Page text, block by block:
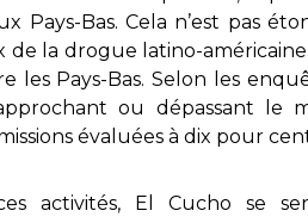
Pays-Bas. Cela n’est pas
de la drogue latino-
les Pays-Bas. Selon les
ou dépassant le
évaluées à dix pour
activités, El Cucho se